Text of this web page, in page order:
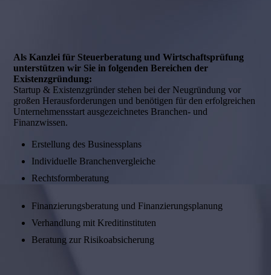
Als Kanzlei für Steuerberatung und Wirtschaftsprüfung
unterstützen wir Sie in folgenden Bereichen der
Existenzgründung:
Startup & Existenzgründer stehen bei der Neugründung vor
großen Herausforderungen und benötigen für den erfolgreichen
Unternehmensstart ausgezeichnetes Branchen- und
Finanzwissen.
Erstellung des Businessplans
Individuelle Branchenvergleiche
Rechtsformberatung
Finanzierungsberatung und Finanzierungsplanung
Verhandlung mit Kreditinstituten
Beratung zur Risikoabsicherung